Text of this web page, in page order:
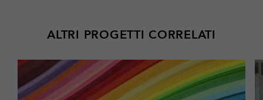
ALTRI PROGETTI CORRELATI
Maggiori
informazioni